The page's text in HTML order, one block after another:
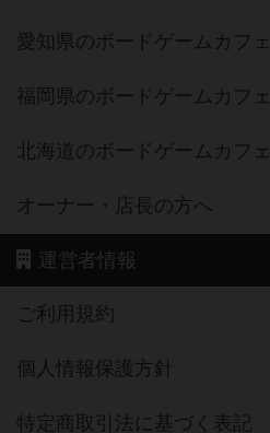
愛知県のボードゲームカフェ
福岡県のボードゲームカフェ
北海道のボードゲームカフェ
オーナー・店長の方へ
運営者情報
ご利用規約
個人情報保護方針
特定商取引法に基づく表記